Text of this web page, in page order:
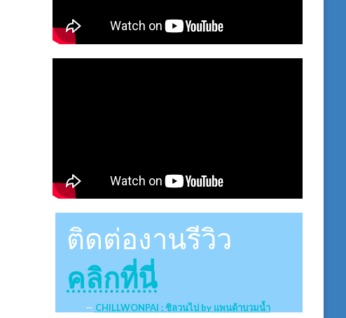
ติดต่องานรีวิว
คลิกที่นี่
CHILLWONPAI : ชิลวนไป by แพนด้าบวมน้ำ